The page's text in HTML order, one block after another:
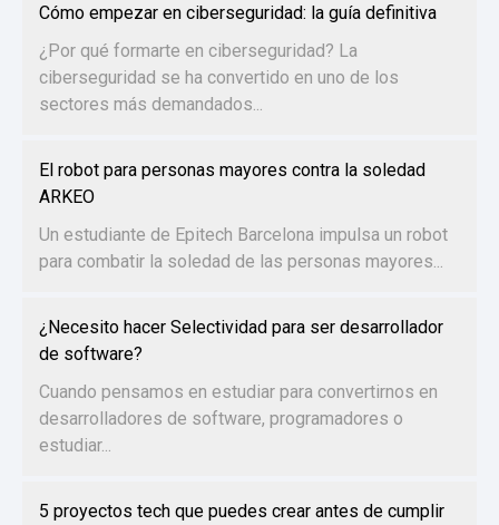
Cómo empezar en ciberseguridad: la guía definitiva
¿Por qué formarte en ciberseguridad? La
ciberseguridad se ha convertido en uno de los
sectores más demandados...
El robot para personas mayores contra la soledad
ARKEO
Un estudiante de Epitech Barcelona impulsa un robot
para combatir la soledad de las personas mayores...
¿Necesito hacer Selectividad para ser desarrollador
de software?
Cuando pensamos en estudiar para convertirnos en
desarrolladores de software, programadores o
estudiar...
5 proyectos tech que puedes crear antes de cumplir